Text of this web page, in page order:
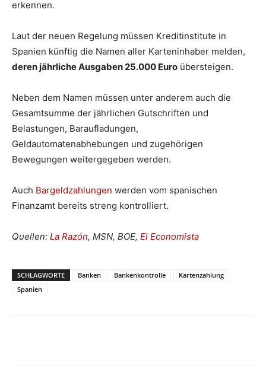
erkennen.
Laut der neuen Regelung müssen Kreditinstitute in
Spanien künftig die Namen aller Karteninhaber melden,
deren jährliche Ausgaben 25.000 Euro übersteigen.
Neben dem Namen müssen unter anderem auch die
Gesamtsumme der jährlichen Gutschriften und
Belastungen, Baraufladungen,
Geldautomatenabhebungen und zugehörigen
Bewegungen weitergegeben werden.
Auch Bargeldzahlungen werden vom spanischen
Finanzamt bereits streng kontrolliert.
Quellen: La Razón, MSN, BOE, El Economista
SCHLAGWORTE Banken Bankenkontrolle
Kartenzahlung
Spanien